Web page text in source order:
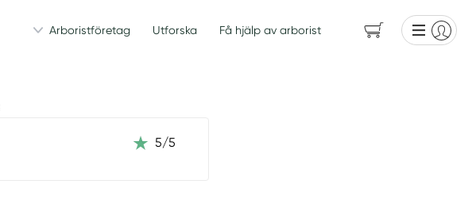
Arboristföretag Utforska Få hjälp av arborist
5/5